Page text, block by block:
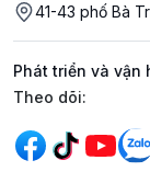
41-43 phố Bà
Phát triển và vận
Mạng xã
Theo dõi: